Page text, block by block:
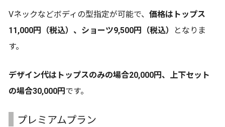
Vネックなどボディの型指定が可能で、 価格はトップス
11,000円（税込）、ショーツ9,500円（税込）
となりま
す。
デザイン代はトップスのみの場合20,000円、上下セット
の場合30,000円 です。
プレミアムプラン